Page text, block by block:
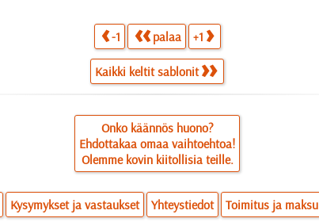
-1 palaa +1
Kaikki keltit sablonit
Onko käännös huono?
Ehdottakaa omaa vaihtoehtoa!
Olemme kovin kiitollisia teille.
Kysymykset ja vastaukset Yhteystiedot Toimitus ja maksu